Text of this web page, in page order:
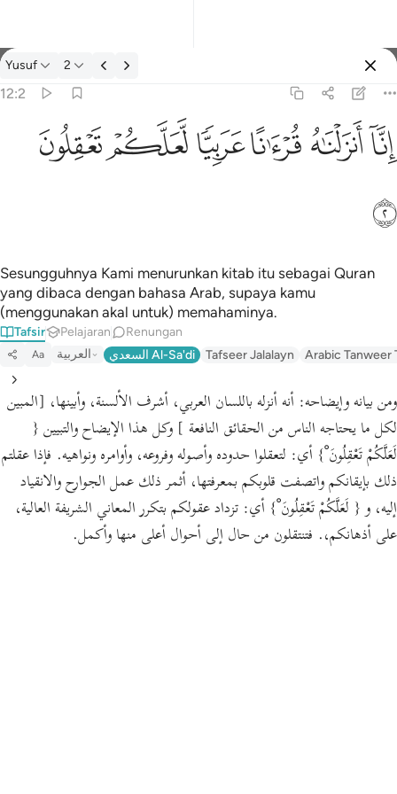
Tafsir: Yusuf 12:2
Yusuf 2
12:2
انا انزلناه قرانا عربيا لعلكم تعقلون ٢
إِنَّآ أَنزَلْنَـٰهُ قُرْءَٰنًا عَرَبِيًّۭا لَّعَلَّكُمْ تَعْقِلُونَ ٢
ﲙﲚﲛﲜﲝﲞ
ﲟ
Sesungguhnya Kami menurunkan kitab itu sebagai Quran
yang dibaca dengan bahasa Arab, supaya kamu
(menggunakan akal untuk) memahaminya.
Tafsir Pelajaran Renungan
Aa العربية السعدي Al-Sa'di Tafseer Jalalayn Arabic Tanweer
ومن بيانه وإيضاحه: أنه أنزله باللسان العربي، أشرف الألسنة، وأبينها، [المبين
لكل ما يحتاجه الناس من الحقائق النافعة ] وكل هذا الإيضاح والتبيين {
لَعَلَّكُمْ تَعْقِلُونَ ْ} أي: لتعقلوا حدوده وأصوله وفروعه، وأوامره ونواهيه. فإذا عقلتم
ذلك بإيقانكم واتصفت قلوبكم بمعرفتها، أثمر ذلك عمل الجوارح والانقياد
إليه، و{ لَعَلَّكُمْ تَعْقِلُونَ ْ} أي: تزداد عقولكم بتكرر المعاني الشريفة العالية،
على أذهانكم،. فتنتقلون من حال إلى أحوال أعلى منها وأكمل.